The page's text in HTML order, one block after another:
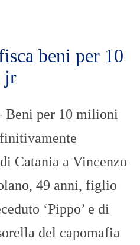
beni per 10
jr
Beni per 10 milioni
Catania a Vincenzo
49 anni, figlio
‘Pippo’ e di
del capomafia